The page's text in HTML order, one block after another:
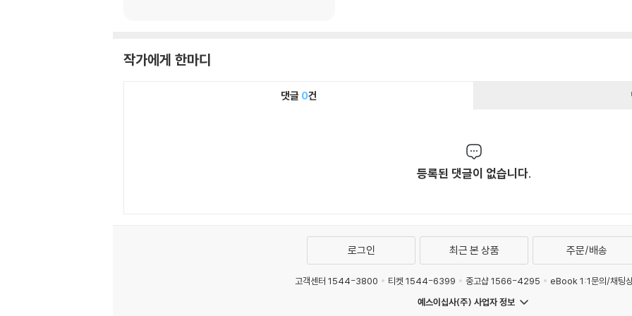
작가에게 한마디
댓글 0건
등록된 댓글이 없습니다.
로그인 최근 본 상품 주문/배송
고객센터 1544-3800 티켓 1544-6399 중고샵 1566-4295
eBook 1:1문의/채팅
예스이십사(주) 사업자 정보